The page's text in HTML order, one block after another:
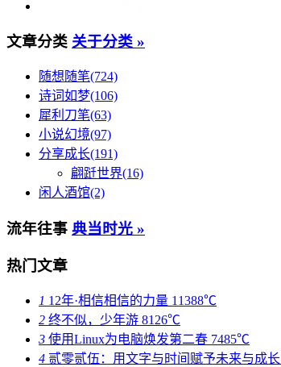
文章分类 关于分类 »
随想随笔(724)
诗词如梦(106)
犀利刀笔(63)
小说幻境(97)
分享成长(191)
翩跹世界(16)
闲人酒馆(2)
流年往事 典当时光 »
热门文章
1 12年·相信相信的力量 11388℃
2 终不似，少年游 8126℃
3 使用Linux为电脑焕发第二春 7485℃
4 贰零贰伍：用文字与时间赋予未来与成长